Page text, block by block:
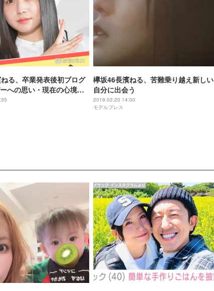
る、卒業発表後初ブログ
への思い・現在の心境を
欅坂46長濱ねる、苦難乗り越え新しい
自分に出会う
2019.03.20 14:00
モデルプレス